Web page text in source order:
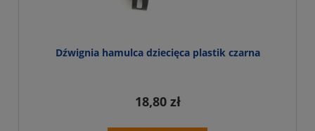
Dźwignia hamulca dziecięca plastik czarna
18,80 zł